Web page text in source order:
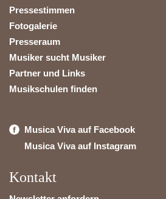
Pressestimmen
Fotogalerie
Presseraum
Musiker sucht Musiker
Partner und Links
Musikschulen finden
Musica Viva auf Facebook
Musica Viva auf Instagram
Kontakt